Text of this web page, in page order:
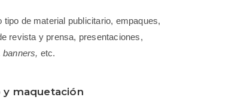
tipo de material publicitario, empaques,
revista y prensa, presentaciones,
banners, etc.
maquetación